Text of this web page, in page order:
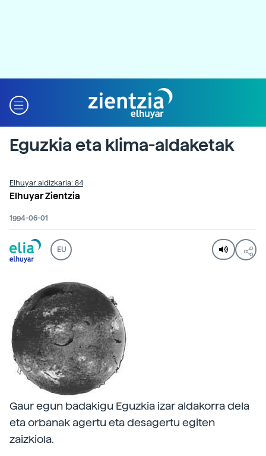
Eguzkia eta klima-aldaketak
Elhuyar aldizkaria: 84
Elhuyar Zientzia
1994-06-01
EU
Gaur egun badakigu Eguzkia izar aldakorra dela
eta orbanak agertu eta desagertu egiten
zaizkiola.